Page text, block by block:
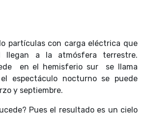
partículas con carga eléctrica que
llegan a la atmósfera terrestre.
en el hemisferio sur se llama
espectáculo nocturno se puede
y septiembre.
Pues el resultado es un cielo